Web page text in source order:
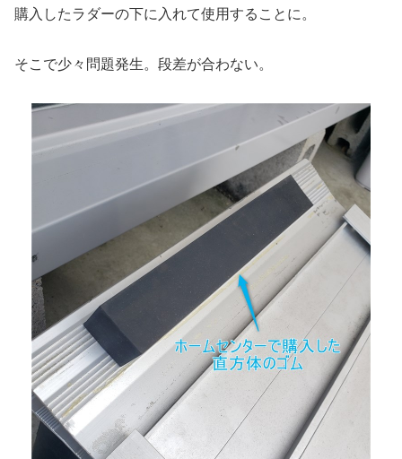
購入したラダーの下に入れて使用することに。
そこで少々問題発生。段差が合わない。